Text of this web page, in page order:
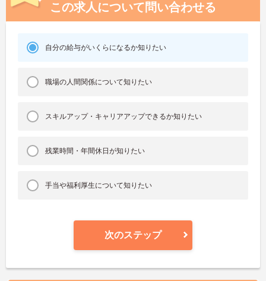
この求人について問い合わせる
自分の給与がいくらになるか知りたい
職場の人間関係について知りたい
スキルアップ・キャリアアップできるか知りたい
残業時間・年間休日が知りたい
手当や福利厚生について知りたい
次のステップ